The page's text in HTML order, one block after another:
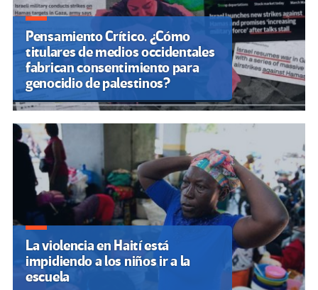
Pensamiento Crítico. ¿Cómo
titulares de medios occidentales
fabrican consentimiento para
genocidio de palestinos?
La violencia en Haití está
impidiendo a los niños ir a la
escuela